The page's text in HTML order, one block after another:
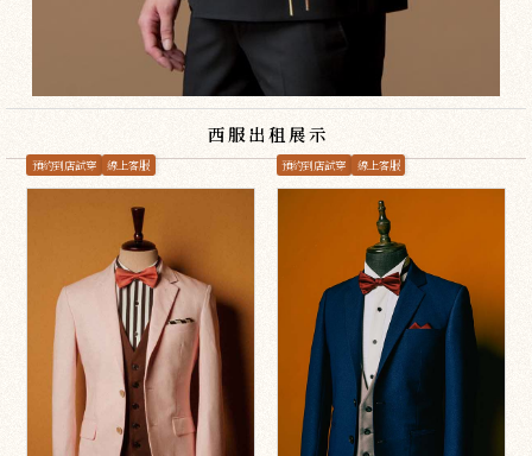
西服出租展示
預約到店試穿 線上客服 預約到店試穿 線上客服